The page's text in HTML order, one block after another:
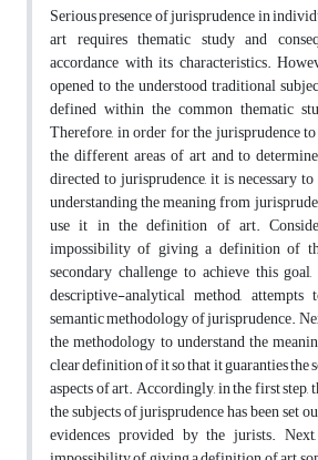
Serious presence of jurisprudence in
art requires thematic study and
accordance with its characteristics.
opened to the understood traditional
defined within the common thematic
Therefore, in order for the jurisprudence
the different areas of art and to
directed to jurisprudence, it is necessary
understanding the meaning from
use it in the definition of art.
impossibility of giving a definition of
secondary challenge to achieve this
descriptive-analytical method,
semantic methodology of jurisprudence.
the methodology to understand the
clear definition of it so that it guaranties the
aspects of art. Accordingly, in the first step,
the subjects of jurisprudence has been set
evidences provided by the jurists.